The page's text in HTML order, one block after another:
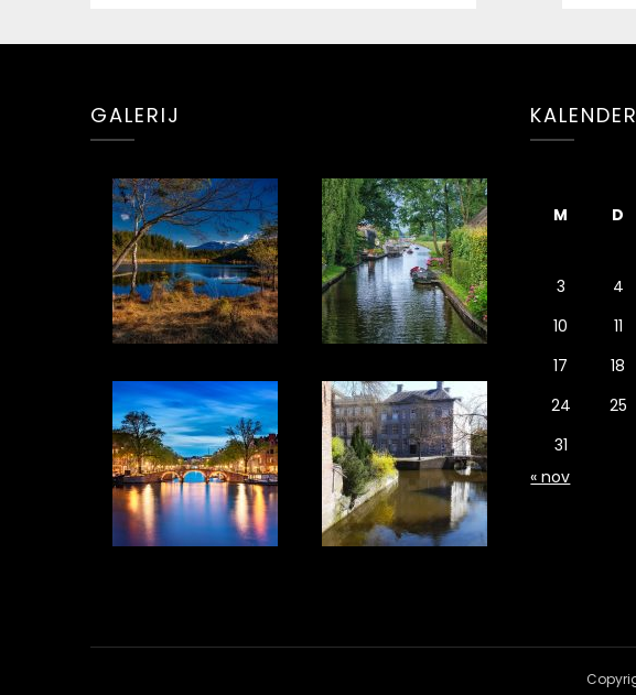
GALERIJ KALENDER
M D
3
4
10
11
17
18
24
25
31
« nov